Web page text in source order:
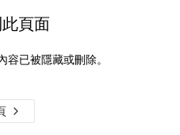
頁面
已被隱藏或刪除。